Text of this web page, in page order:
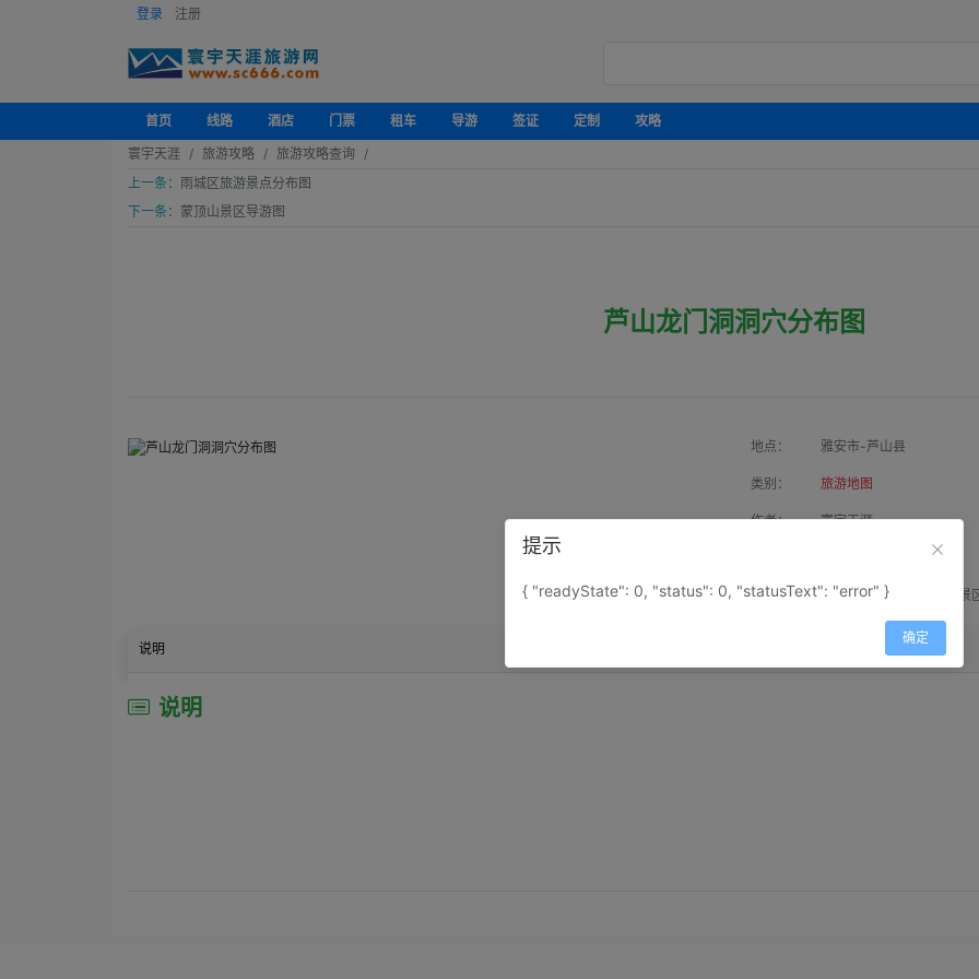
登录 注册
首页 线路 酒店 门票 租车 导游 签证 定制
攻略
寰宇天涯
旅游攻略
旅游攻略查询
上一条： 雨城区旅游景点分布图
下一条： 蒙顶山景区导游图
芦山龙门洞洞穴分布图
地点： 雅安市-芦山县
类别： 旅游地图
作者： 寰宇天涯
属性： 地图属性： 地图类型-景
说明
说明
提示
{ "readyState": 0, "status": 0, "statusText": "error" }
确定